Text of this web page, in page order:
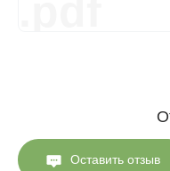
.pdf
Оставить отзыв